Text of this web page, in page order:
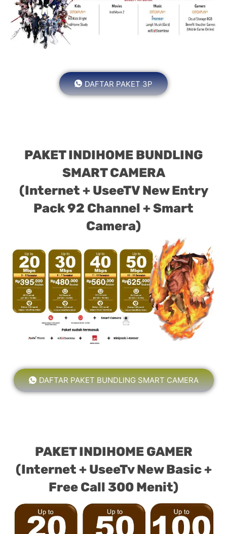
DAFTAR PAKET 3P
PAKET INDIHOME BUNDLING
SMART CAMERA
(Internet + UseeTV New Entry
Pack 92 Channel + Smart
Camera)
DAFTAR PAKET BUNDLING SMART CAMERA
PAKET INDIHOME GAMER
(Internet + UseeTv New Basic +
Free Call 300 Menit)